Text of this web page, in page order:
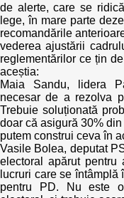
de alerte, care se
lege, în mare parte
recomandările
vederea ajustării
reglementărilor ce țin
aceștia:
Maia Sandu, lidera
necesar de a rezolva
Trebuie soluționată
doar că asigură 30%
putem construi ceva în
Vasile Bolea, deputat
electoral apărut
lucruri care se
pentru PD. Nu este